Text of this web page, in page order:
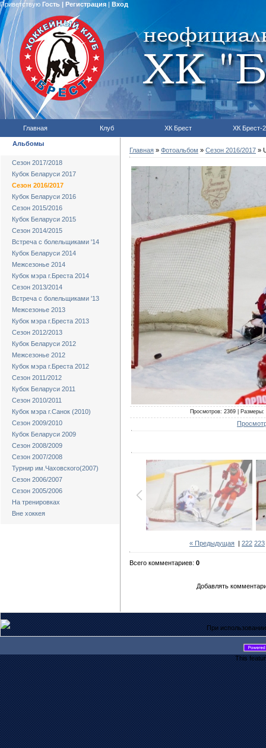
Приветствую Гость | Регистрация| Вход
Главная Клуб ХК Брест ХК Брест-2
Альбомы
Сезон 2017/2018
Кубок Беларуси 2017
Сезон 2016/2017
Кубок Беларуси 2016
Сезон 2015/2016
Кубок Беларуси 2015
Сезон 2014/2015
Встреча с болельщиками '14
Кубок Беларуси 2014
Межсезонье 2014
Кубок мэра г.Бреста 2014
Сезон 2013/2014
Встреча с болельщиками '13
Межсезонье 2013
Кубок мэра г.Бреста 2013
Сезон 2012/2013
Кубок Беларуси 2012
Межсезонье 2012
Кубок мэра г.Бреста 2012
Сезон 2011/2012
Кубок Беларуси 2011
Сезон 2010/2011
Кубок мэра г.Санок (2010)
Сезон 2009/2010
Кубок Беларуси 2009
Сезон 2008/2009
Сезон 2007/2008
Турнир им.Чаховского(2007)
Сезон 2006/2007
Сезон 2005/2006
На тренировках
Вне хоккея
Главная » Фотоальбом » Сезон 2016/2017 »
Просмотров: 2369 |
« Предыдущая | 222 223
Всего комментариев: 0
Добавлять
При
This